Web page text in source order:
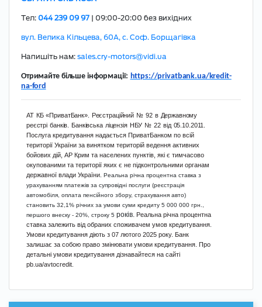
Tел: 044 239 09 97 | 09:00-20:00 без вихідних
вул. Велика Кільцева, 60А, с. Соф. Борщагівка
Напишіть нам: sales.cry-motors@vidi.ua
Отримайте більше інформації: https://privatbank.ua/kredit-
na-ford
АТ КБ «ПриватБанк». Реєстраційний № 92 в Державному
реєстрі банків. Банківська ліцензія НБУ № 22 від 05.10.2011.
Послуга кредитування надається ПриватБанком по всій
території України за винятком територій ведення активних
бойових дій, АР Крим та населених пунктів, які є тимчасово
окупованими та території яких є не підконтрольними органам
державної влади України. Реальна річна процентна ставка з
урахуванням платежів за супровідні послуги (реєстрація
автомобіля, оплата пенсійного збору, страхування авто)
становить 32,1% річних за умови суми кредиту 5 000 000 грн.,
першого внеску - 20%, строку 5 років. Реальна річна процентна
ставка залежить від обраних споживачем умов кредитування.
Умови кредитування діють з 07 лютого 2025 року. Банк
залишає за собою право змінювати умови кредитування. Про
детальні умови кредитування дізнавайтеся на сайті
pb.ua/avtocredit.